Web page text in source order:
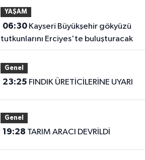
YAŞAM
06:30Kayseri Büyükşehir gökyüzü
tutkunlarını Erciyes'te buluşturacak
Genel
23:25 FINDIK ÜRETİCİLERİNE UYARI
Genel
19:28 TARIM ARACI DEVRİLDİ